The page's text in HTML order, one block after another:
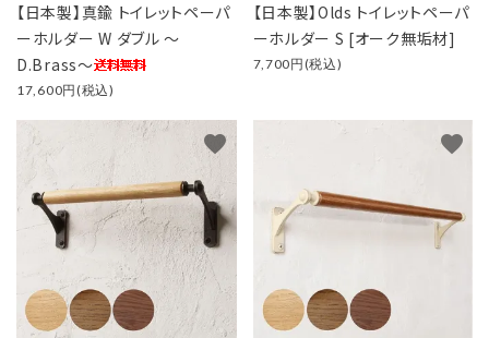
【日本製】真鍮 トイレットペーパ
ーホルダー W ダブル ～
D.Brass～
17,600円(税込)
【日本製】Olds トイレットペーパ
ーホルダー S [オーク無垢材]
7,700円(税込)
favorite favorite